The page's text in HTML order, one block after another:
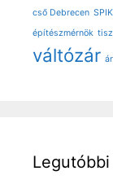
cső Debrecen
építészmérnök
váltózár